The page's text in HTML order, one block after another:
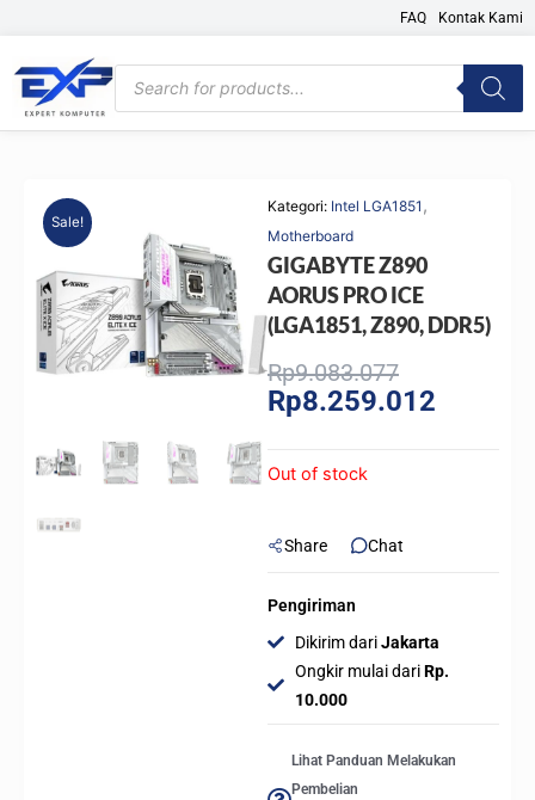
content
FAQ Kontak Kami
Products
search
Sale!
Kategori: Intel LGA1851 ,
Motherboard
GIGABYTE Z890
AORUS PRO ICE
(LGA1851, Z890, DDR5)
Rp9.083.077Original
price
Rp8.259.012
Out of stock
Share Chat
Pengiriman
Dikirim dariJakarta
Ongkir mulai dariRp.
10.000
Lihat Panduan Melakukan
Pembelian